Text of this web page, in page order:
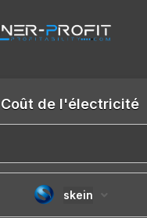
Coût de l'électricité
skein